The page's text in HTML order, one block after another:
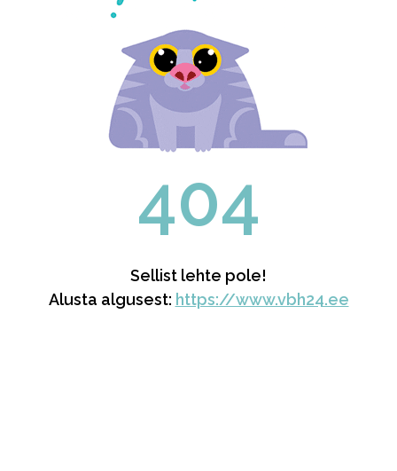
404
Sellist lehte pole!
Alusta algusest: https://www.vbh24.ee